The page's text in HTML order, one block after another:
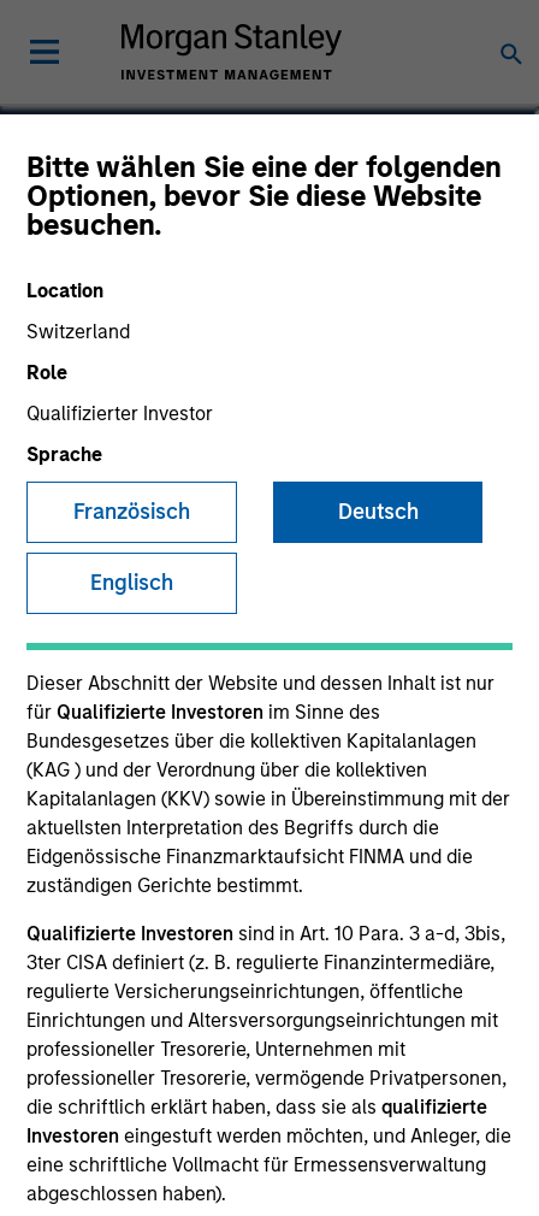
Bitte wählen Sie eine der folgenden
Optionen, bevor Sie diese Website
besuchen.
Location
Switzerland
Role
Qualifizierter Investor
Sprache
Französisch Deutsch
Englisch
Dieser Abschnitt der Website und dessen Inhalt ist nur
für Qualifizierte Investoren im Sinne des
Bundesgesetzes über die kollektiven Kapitalanlagen
(KAG ) und der Verordnung über die kollektiven
Kapitalanlagen (KKV) sowie in Übereinstimmung mit der
aktuellsten Interpretation des Begriffs durch die
Eidgenössische Finanzmarktaufsicht FINMA und die
zuständigen Gerichte bestimmt.
Qualifizierte Investoren sind in Art. 10 Para. 3 a-d, 3bis,
3ter CISA definiert (z. B. regulierte Finanzintermediäre,
regulierte Versicherungseinrichtungen, öffentliche
Einrichtungen und Altersversorgungseinrichtungen mit
professioneller Tresorerie, Unternehmen mit
professioneller Tresorerie, vermögende Privatpersonen,
die schriftlich erklärt haben, dass sie alsqualifizierte
Investoren eingestuft werden möchten, und Anleger, die
eine schriftliche Vollmacht für Ermessensverwaltung
abgeschlossen haben).
Vikram Lokur
Managing Director
YEARS OF INDUSTRY EXPERIENCE
31 Years
Vikram Lokur is a Managing Director at Morgan
Stanley Investment Management and serves as
Head of Institutional Distribution for Southeast Asia
and Hong Kong. Based in Singapore, he focuses on
new business development and raising capital for
MSIM’s various investment partnerships, including
funds and co-investments. Vikram has over 30
years of experience across private equity,
investment banking and private wealth